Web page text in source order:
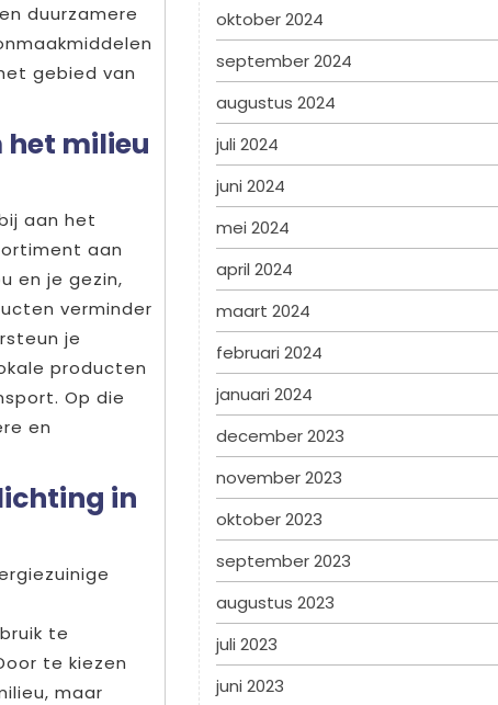
duurzamere
gebied van
het milieu
aan het
aan
en je gezin,
verminder
je
producten
Op die
en
in
te
te kiezen
maar
oktober 2024
september 2024
augustus 2024
juli 2024
juni 2024
mei 2024
april 2024
maart 2024
februari 2024
januari 2024
december 2023
november 2023
oktober 2023
september 2023
augustus 2023
juli 2023
juni 2023